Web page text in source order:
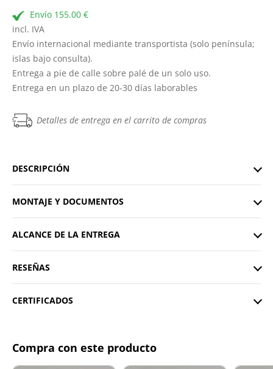
Envío 155.00 €
incl. IVA
Envío internacional mediante transportista (solo península;
islas bajo consulta).
Entrega a pie de calle sobre palé de un solo uso.
Entrega en un plazo de 20-30 días laborables
Detalles de entrega en el carrito de compras
DESCRIPCIÓN
MONTAJE Y DOCUMENTOS
ALCANCE DE LA ENTREGA
RESEÑAS
CERTIFICADOS
Compra con este producto